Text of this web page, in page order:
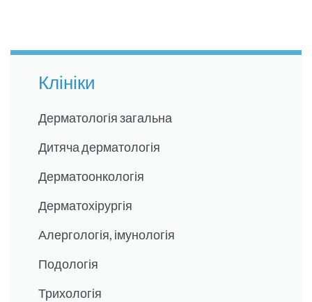
Клініки
Дерматологія загальна
Дитяча дерматологія
Дерматоонкологія
Дерматохірургія
Алергологія, імунологія
Подологія
Трихологія